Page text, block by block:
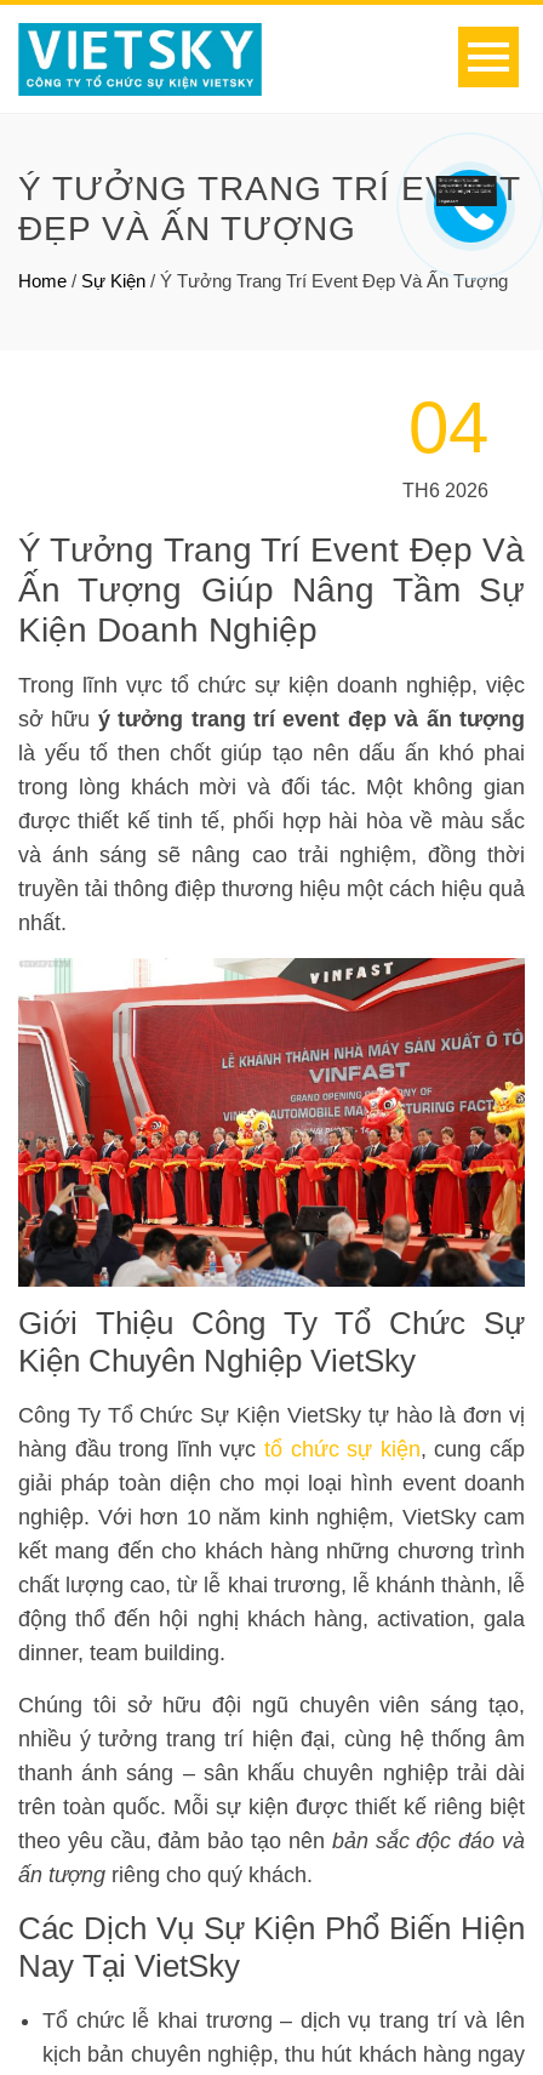
Ý TƯỞNG TRANG TRÍ EVENT
ĐẸP VÀ ẤN TƯỢNG
Home / Sự Kiện / Ý Tưởng Trang Trí Event Đẹp Và Ấn Tượng
04
TH6 2026
Ý Tưởng Trang Trí Event Đẹp Và
Ấn Tượng Giúp Nâng Tầm Sự
Kiện Doanh Nghiệp
Trong lĩnh vực tổ chức sự kiện doanh nghiệp, việc
sở hữu ý tưởng trang trí event đẹp và ấn tượng
là yếu tố then chốt giúp tạo nên dấu ấn khó phai
trong lòng khách mời và đối tác. Một không gian
được thiết kế tinh tế, phối hợp hài hòa về màu sắc
và ánh sáng sẽ nâng cao trải nghiệm, đồng thời
truyền tải thông điệp thương hiệu một cách hiệu quả
nhất.
Giới Thiệu Công Ty Tổ Chức Sự
Kiện Chuyên Nghiệp VietSky
Công Ty Tổ Chức Sự Kiện VietSky tự hào là đơn vị
hàng đầu trong lĩnh vực tổ chức sự kiện, cung cấp
giải pháp toàn diện cho mọi loại hình event doanh
nghiệp. Với hơn 10 năm kinh nghiệm, VietSky cam
kết mang đến cho khách hàng những chương trình
chất lượng cao, từ lễ khai trương, lễ khánh thành, lễ
động thổ đến hội nghị khách hàng, activation, gala
dinner, team building.
Chúng tôi sở hữu đội ngũ chuyên viên sáng tạo,
nhiều ý tưởng trang trí hiện đại, cùng hệ thống âm
thanh ánh sáng – sân khấu chuyên nghiệp trải dài
trên toàn quốc. Mỗi sự kiện được thiết kế riêng biệt
theo yêu cầu, đảm bảo tạo nên bản sắc độc đáo và
ấn tượng riêng cho quý khách.
Các Dịch Vụ Sự Kiện Phổ Biến Hiện
Nay Tại VietSky
Tổ chức lễ khai trương – dịch vụ trang trí và lên
kịch bản chuyên nghiệp, thu hút khách hàng ngay